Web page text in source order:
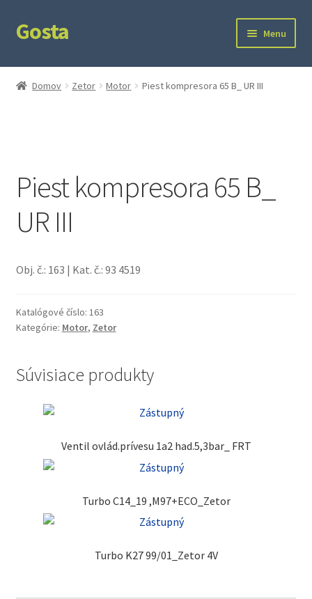
Preskočiť
na
Preskočiť
na
Gosta Menu
Domov
Domov Zetor Motor Piest kompresora 65 B_ UR III
Piest kompresora 65 B_
UR III
Obj. č.: 163 | Kat. č.: 93 4519
Katalógové číslo: 163
Kategórie: Motor, Zetor
Súvisiace produkty
Ventil ovlád.prívesu 1a2 had.5,3bar_ FRT
Turbo C14_19 ,M97+ECO_Zetor
Turbo K27 99/01_Zetor 4V